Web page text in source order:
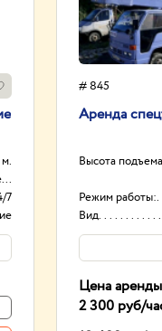
14 м.
7
# 845
Аренда
Высота подъема
Режим работы:
Вид
Способ оплаты
Цена
2 300 руб/